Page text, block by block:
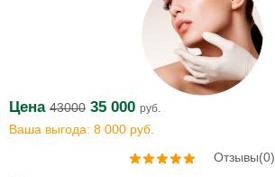
Цена 43000 35 000 руб.
Ваша выгода: 8 000 руб.
Отзывы(0)